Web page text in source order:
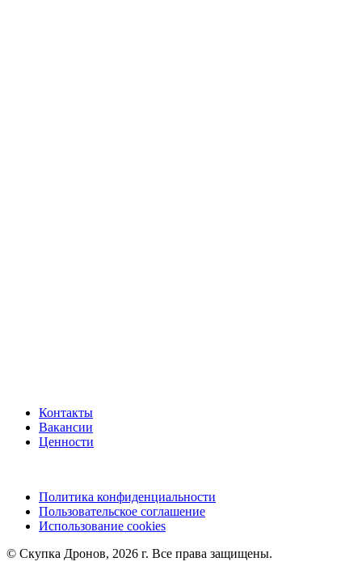
Контакты
Вакансии
Ценности
Политика конфиденциальности
Пользовательское соглашение
Использование cookies
©️ Скупка Дронов, 2026 г. Все права защищены.